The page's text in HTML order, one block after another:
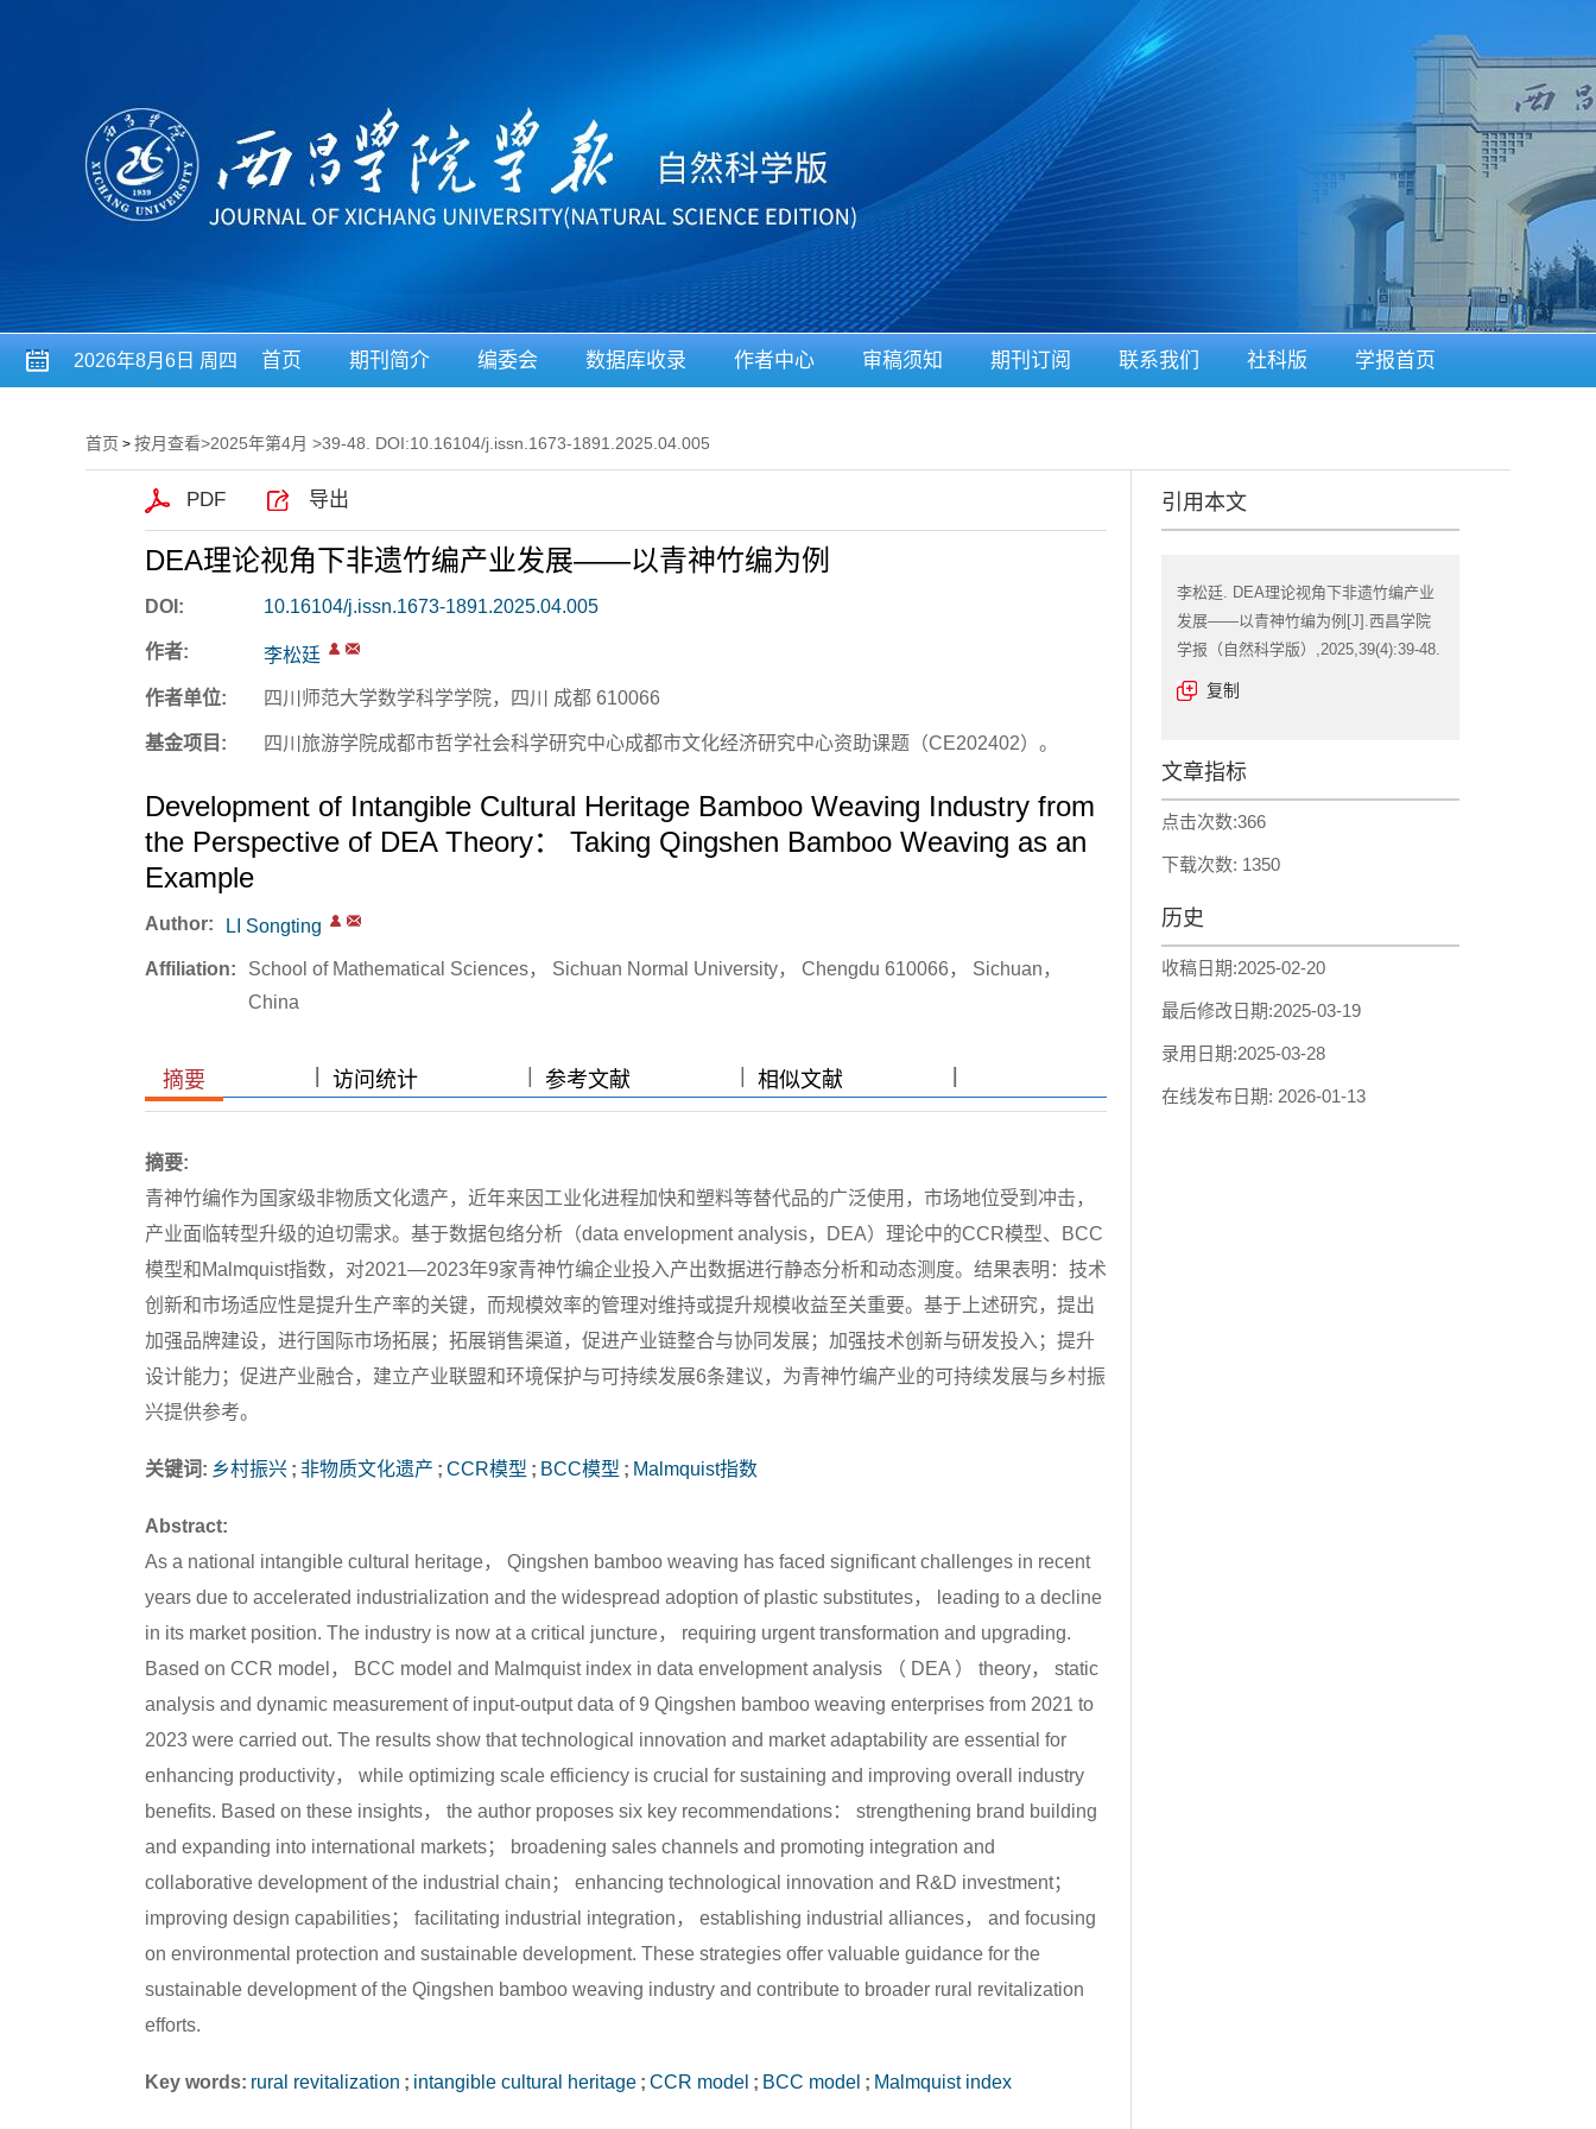
2026年8月6日 周四 首页 期刊简介 编委会 数据库收录 作者中心 审稿须知 期刊订阅 联系我们 社科版 学报首页
首页 > 按月查看>2025年第4月 >39-48. DOI:10.16104/j.issn.1673-1891.2025.04.005
PDF 导出
DEA理论视角下非遗竹编产业发展——以青神竹编为例
DOI: 10.16104/j.issn.1673-1891.2025.04.005
作者: 李松廷
作者单位: 四川师范大学数学科学学院，四川 成都 610066
基金项目: 四川旅游学院成都市哲学社会科学研究中心成都市文化经济研究中心资助课题（CE202402）。
Development of Intangible Cultural Heritage Bamboo Weaving Industry from
the Perspective of DEA Theory： Taking Qingshen Bamboo Weaving as an
Example
Author: LI Songting
Affiliation:
School of Mathematical Sciences， Sichuan Normal University， Chengdu 610066， Sichuan，
China
摘要 访问统计 参考文献 相似文献
摘要:
青神竹编作为国家级非物质文化遗产，近年来因工业化进程加快和塑料等替代品的广泛使用，市场地位受到冲击，
产业面临转型升级的迫切需求。基于数据包络分析（data envelopment analysis，DEA）理论中的CCR模型、BCC
模型和Malmquist指数，对2021—2023年9家青神竹编企业投入产出数据进行静态分析和动态测度。结果表明：技术
创新和市场适应性是提升生产率的关键，而规模效率的管理对维持或提升规模收益至关重要。基于上述研究，提出
加强品牌建设，进行国际市场拓展；拓展销售渠道，促进产业链整合与协同发展；加强技术创新与研发投入；提升
设计能力；促进产业融合，建立产业联盟和环境保护与可持续发展6条建议，为青神竹编产业的可持续发展与乡村振
兴提供参考。
关键词: 乡村振兴 ; 非物质文化遗产 ; CCR模型 ; BCC模型 ; Malmquist指数
Abstract:
As a national intangible cultural heritage， Qingshen bamboo weaving has faced significant challenges in recent
years due to accelerated industrialization and the widespread adoption of plastic substitutes， leading to a decline
in its market position. The industry is now at a critical juncture， requiring urgent transformation and upgrading.
Based on CCR model， BCC model and Malmquist index in data envelopment analysis （ DEA ） theory， static
analysis and dynamic measurement of input-output data of 9 Qingshen bamboo weaving enterprises from 2021 to
2023 were carried out. The results show that technological innovation and market adaptability are essential for
enhancing productivity， while optimizing scale efficiency is crucial for sustaining and improving overall industry
benefits. Based on these insights， the author proposes six key recommendations： strengthening brand building
and expanding into international markets； broadening sales channels and promoting integration and
collaborative development of the industrial chain； enhancing technological innovation and R&D investment；
improving design capabilities； facilitating industrial integration， establishing industrial alliances， and focusing
on environmental protection and sustainable development. These strategies offer valuable guidance for the
sustainable development of the Qingshen bamboo weaving industry and contribute to broader rural revitalization
efforts.
Key words: rural revitalization ; intangible cultural heritage ; CCR model ; BCC model ; Malmquist index
引用本文
李松廷. DEA理论视角下非遗竹编产业
发展——以青神竹编为例[J].西昌学院
学报（自然科学版）,2025,39(4):39-48.
复制
文章指标
点击次数:366
下载次数: 1350
历史
收稿日期:2025-02-20
最后修改日期:2025-03-19
录用日期:2025-03-28
在线发布日期: 2026-01-13